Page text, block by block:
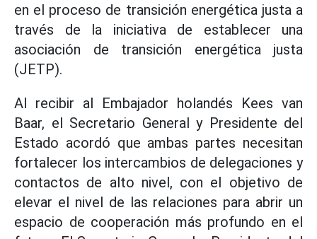
en el proceso de transición energética justa a
través de la iniciativa de establecer una
asociación de transición energética justa
(JETP).
Al recibir al Embajador holandés Kees van
Baar, el Secretario General y Presidente del
Estado acordó que ambas partes necesitan
fortalecer los intercambios de delegaciones y
contactos de alto nivel, con el objetivo de
elevar el nivel de las relaciones para abrir un
espacio de cooperación más profundo en el